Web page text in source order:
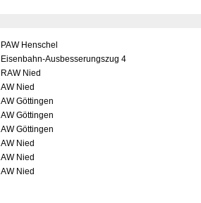
PAW Henschel
Eisenbahn-Ausbesserungszug 4
RAW Nied
AW Nied
AW Göttingen
AW Göttingen
AW Göttingen
AW Nied
AW Nied
AW Nied